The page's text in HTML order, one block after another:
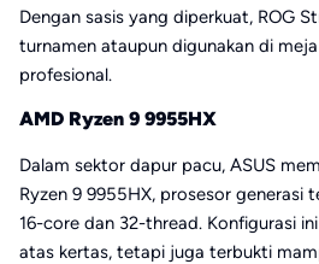
Dengan sasis yang diperkuat, ROG
turnamen ataupun digunakan di
profesional.
AMD Ryzen 9 9955HX
Dalam sektor dapur pacu, ASUS
Ryzen 9 9955HX, prosesor generasi
16-core dan 32-thread. Konfigurasi
atas kertas, tetapi juga terbukti